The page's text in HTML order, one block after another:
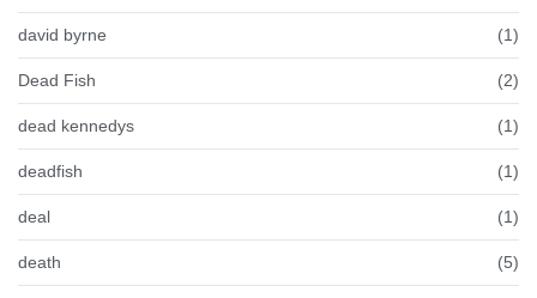
david byrne (1)
Dead Fish (2)
dead kennedys (1)
deadfish (1)
deal (1)
death (5)